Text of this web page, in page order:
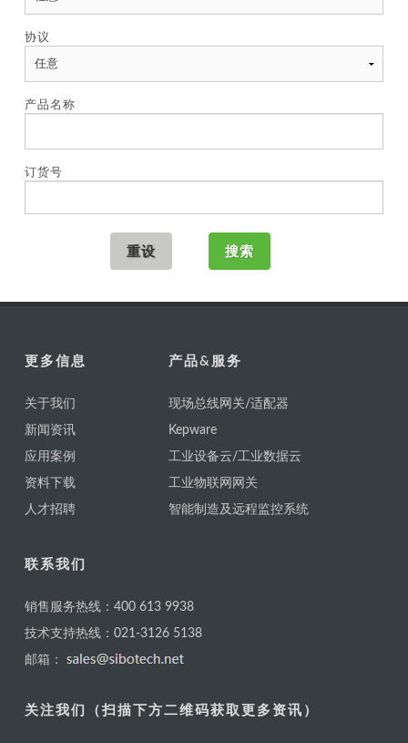
协议
产品名称
订货号
更多信息
关于我们
新闻资讯
应用案例
资料下载
人才招聘
产品&服务
现场总线网关/适配器
Kepware
工业设备云/工业数据云
工业物联网网关
智能制造及远程监控系统
联系我们
销售服务热线：400 613 9938
技术支持热线：021-3126 5138
邮箱：
关注我们（扫描下方二维码获取更多资讯）